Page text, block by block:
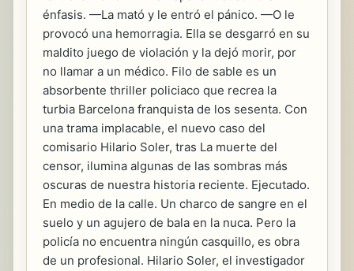
énfasis. —La mató y le entró el pánico. —O le
provocó una hemorragia. Ella se desgarró en su
maldito juego de violación y la dejó morir, por
no llamar a un médico. Filo de sable es un
absorbente thriller policiaco que recrea la
turbia Barcelona franquista de los sesenta. Con
una trama implacable, el nuevo caso del
comisario Hilario Soler, tras La muerte del
censor, ilumina algunas de las sombras más
oscuras de nuestra historia reciente. Ejecutado.
En medio de la calle. Un charco de sangre en el
suelo y un agujero de bala en la nuca. Pero la
policía no encuentra ningún casquillo, es obra
de un profesional. Hilario Soler, el investigador